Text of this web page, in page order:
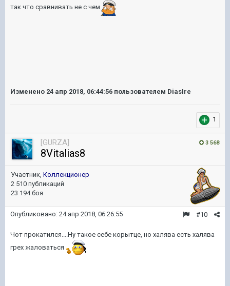
так что сравнивать не с чем
Изменено 24 апр 2018, 06:44:56 пользователем DiasIre
1
3 568
[GURZA]
8Vitalias8
Участник, Коллекционер
2 510 публикаций
23 194 боя
#10
Опубликовано: 24 апр 2018, 06:26:55
Чот прокатился....Ну такое себе корытце, но халява есть халява
грех жаловаться